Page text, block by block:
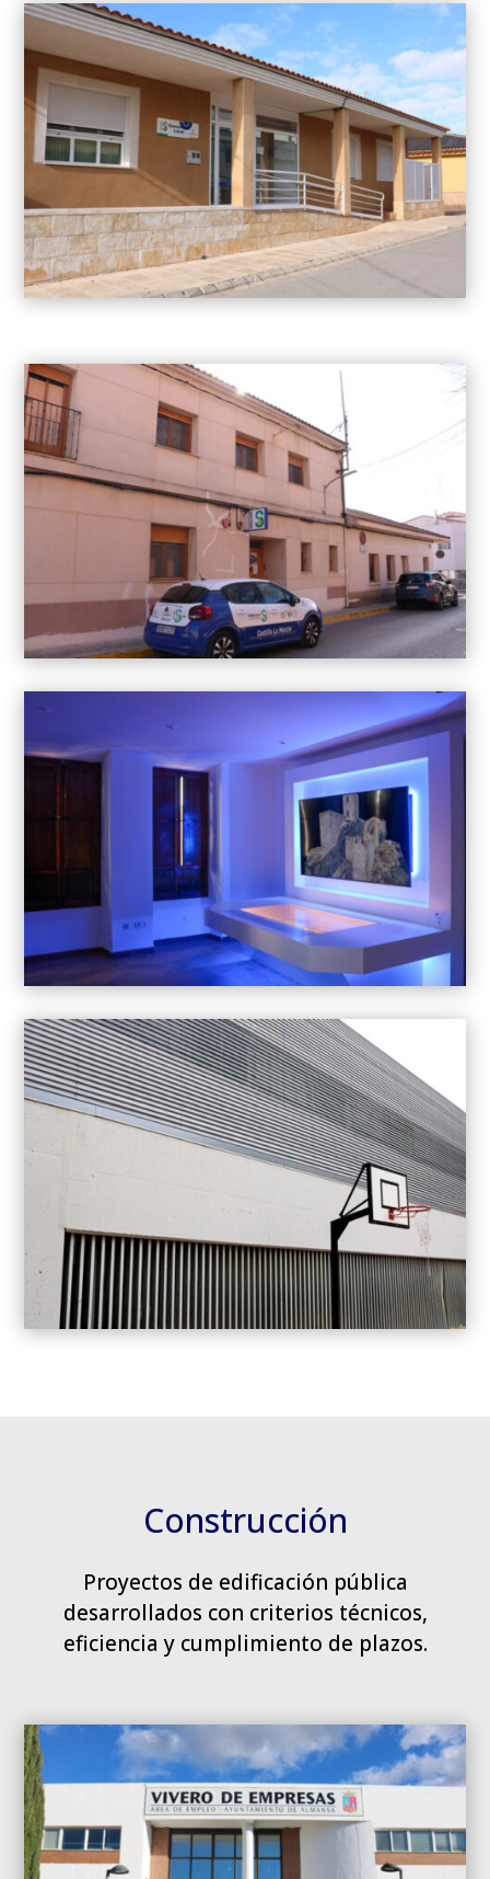
Construcción
Proyectos de edificación pública
desarrollados con criterios técnicos,
eficiencia y cumplimiento de plazos.